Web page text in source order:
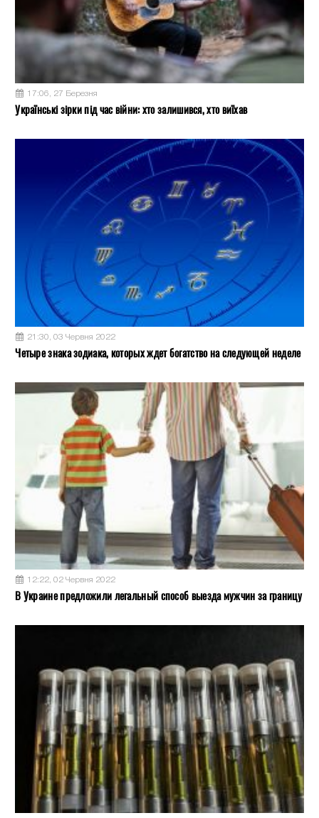
17:06, 27 Березня
Українські зірки під час війни: хто залишився, хто виїхав
21:30, 03 Червня 2022
Четыре знака зодиака, которых ждет богатство на следующей неделе
12:22, 02 Червня 2022
В Украине предложили легальный способ выезда мужчин за границу